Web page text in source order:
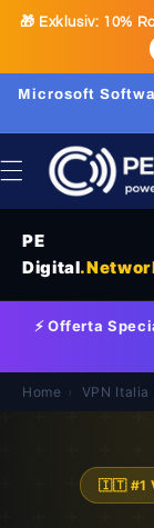
🎁 Exklusiv: 10%
zum
Microsoft
PE
Digital
⚡Offerta
Home › VPN Italia
🇮🇹 #1